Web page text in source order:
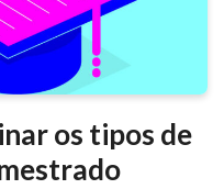
os tipos de